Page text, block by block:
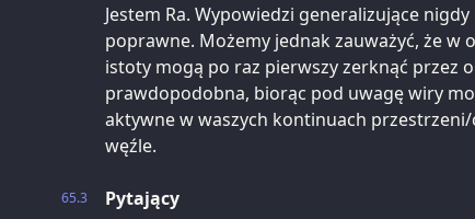
Jestem Ra. Wypowiedzi generalizujące
poprawne. Możemy jednak zauważyć, że w
istoty mogą po raz pierwszy zerknąć przez
prawdopodobna, biorąc pod uwagę wiry
aktywne w waszych kontinuach
węźle.
65.3
Pytający